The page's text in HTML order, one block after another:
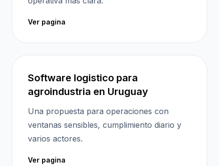
Ver pagina
Software logistico para
agroindustria en Uruguay
Una propuesta para operaciones con
ventanas sensibles, cumplimiento diario y
varios actores.
Ver pagina